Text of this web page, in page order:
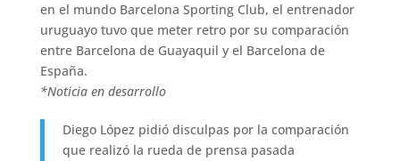
en el mundo Barcelona Sporting Club, el entrenador
uruguayo tuvo que meter retro por su comparación
entre Barcelona de Guayaquil y el Barcelona de
España.
*Noticia en desarrollo
Diego López pidió disculpas por la comparación
que realizó la rueda de prensa pasada